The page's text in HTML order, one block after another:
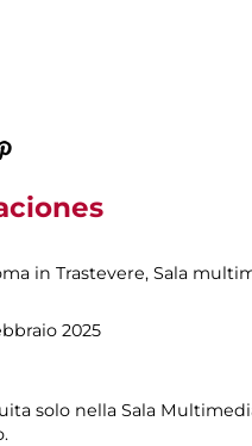
in Trastevere, Sala
2025
solo nella Sala